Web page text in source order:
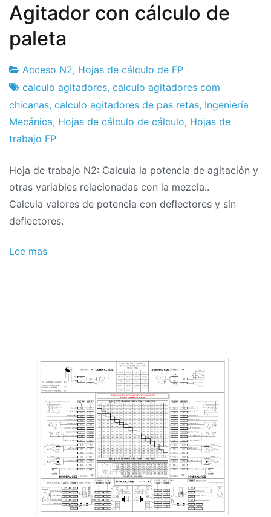
Agitador con cálculo de
paleta
Fábrica
de
proyectos
23
de
October
de
Acceso N2, Hojas de cálculo de FP
calculo agitadores, calculo agitadores com
chicanas, calculo agitadores de pas retas, Ingeniería
Mecánica, Hojas de cálculo de cálculo, Hojas de
trabajo FP
Hoja de trabajo N2: Calcula la potencia de agitación y
otras variables relacionadas con la mezcla..
Calcula valores de potencia con deflectores y sin
deflectores.
Lee mas